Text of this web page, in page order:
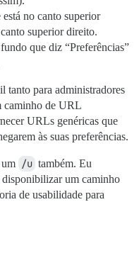
no canto superior
superior direito.
que diz “Preferências”
tanto para administradores
caminho de URL
URLs genéricas que
às suas preferências.
/u também. Eu
disponibilizar um caminho
de usabilidade para